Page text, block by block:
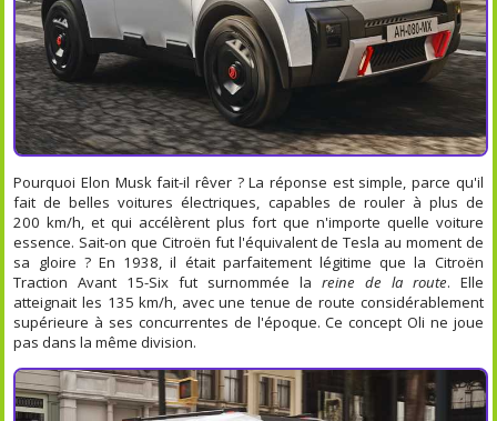
Pourquoi Elon Musk fait-il rêver ? La réponse est simple, parce qu'il
fait de belles voitures électriques, capables de rouler à plus de
200 km/h, et qui accélèrent plus fort que n'importe quelle voiture
essence. Sait-on que Citroën fut l'équivalent de Tesla au moment de
sa gloire ? En 1938, il était parfaitement légitime que la Citroën
Traction Avant 15-Six fut surnommée la reine de la route. Elle
atteignait les 135 km/h, avec une tenue de route considérablement
supérieure à ses concurrentes de l'époque. Ce concept Oli ne joue
pas dans la même division.